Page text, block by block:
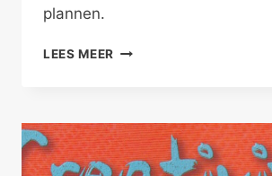
plannen.
LEES MEER KUNSTZINNIG